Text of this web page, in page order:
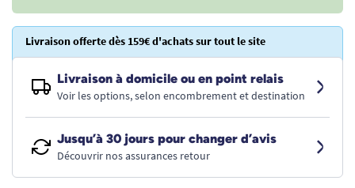
Livraison offerte dès 159€ d'achats sur tout le site
Livraison à domicile ou en point relais
Voir les options, selon encombrement et destination
Jusqu’à 30 jours pour changer d’avis
Découvrir nos assurances retour